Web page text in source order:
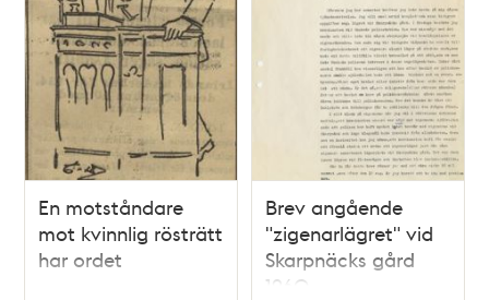
En motståndare
mot kvinnlig rösträtt
har ordet
Brev angående
"zigenarlägret" vid
Skarpnäcks gård
1960